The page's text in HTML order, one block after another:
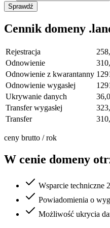
Sprawdź
Cennik domeny
Rejestracja
Odnowienie
Odnowienie z kwarantanny
Odnowienie wygasłej
Ukrywanie danych
Transfer wygasłej
Transfer
ceny brutto / rok
W cenie domeny
Wsparcie techniczne
Powiadomienia o
Możliwość ukrycia